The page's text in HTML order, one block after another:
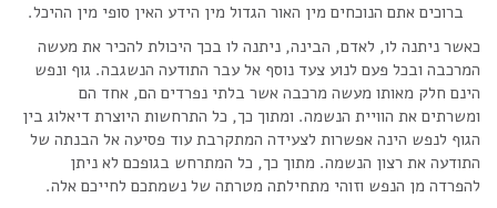
ברוכים אתם הנוכחים מין האור הגדול מין הידע האין סופי מין ההיכל.
כאשר ניתנה לו, לאדם, הבינה, ניתנה לו בכך היכולת להכיר את מעשה
המרכבה ובכל פעם לנוע צעד נוסף אל עבר התודעה הנשגבה. גוף ונפש
הינם חלק מאותו מעשה מרכבה אשר בלתי נפרדים הם, אחד הם
ומשרתים את הוויית הנשמה. ומתוך כך, כל התרחשות היוצרת דיאלוג בין
הגוף לנפש הינה אפשרות לצעידה המתקרבת עוד פסיעה אל הבנתה של
התודעה את רצון הנשמה. מתוך כך, כל המתרחש בגופכם לא ניתן
להפרדה מן הנפש וזוהי מתחילתה מטרתה של נשמתכם לחייכם אלה.